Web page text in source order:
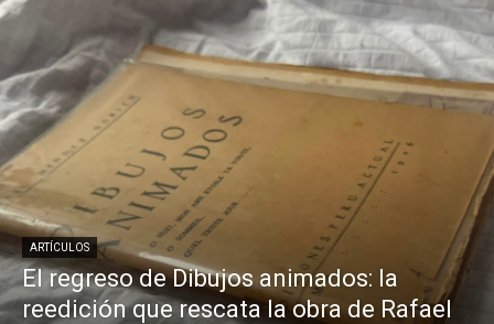
ARTÍCULOS
El regreso de Dibujos animados: la
reedición que rescata la obra de Rafael